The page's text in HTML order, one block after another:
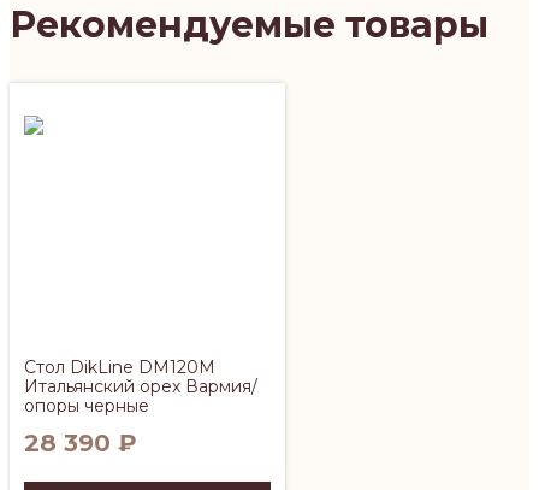
Рекомендуемые товары
Стол DikLine DM120M
Итальянский орех Вармия/
опоры черные
28 390 ₽